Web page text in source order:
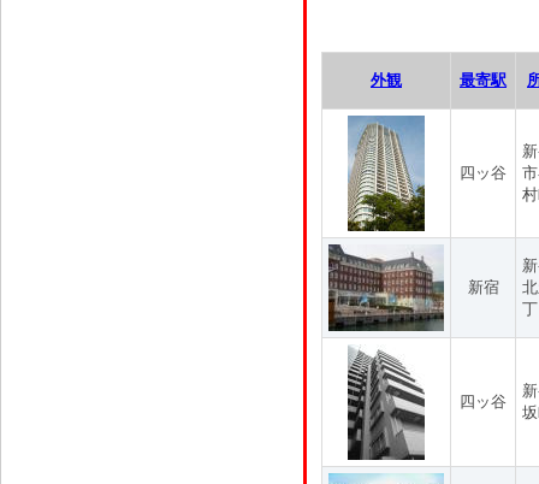
外観 最寄駅
四ッ谷
新宿
四ッ谷